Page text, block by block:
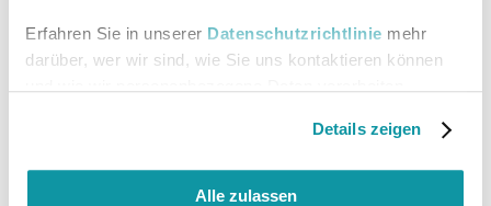
Erfahren Sie in unserer Datenschutzrichtlinie mehr
darüber, wer wir sind, wie Sie uns kontaktieren können
Details zeigen
Alle zulassen